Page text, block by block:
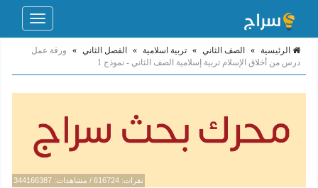
Toggle
الرئيسية » الصف الثاني » تربية اسلامية » الفصل الثاني »
ورقة عمل
درس من أخلاق الإسلام تربية إسلامية الصف الثاني - نموذج 1
نقرات: 616724 / مشاهدات: 344166387